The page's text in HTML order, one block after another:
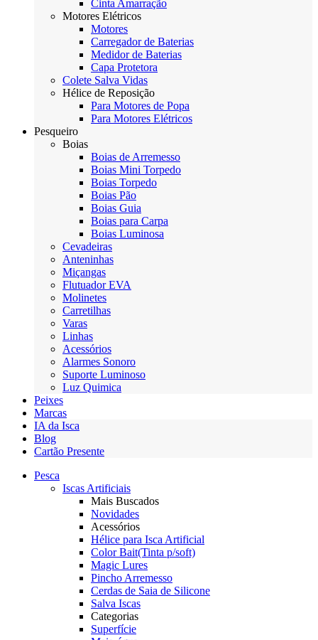
Cinta Amarração
Motores Elétricos
Motores
Carregador de Baterias
Medidor de Baterias
Capa Protetora
Colete Salva Vidas
Hélice de Reposição
Para Motores de Popa
Para Motores Elétricos
Pesqueiro
Boias
Boias de Arremesso
Boias Mini Torpedo
Boias Torpedo
Boias Pão
Boias Guia
Boias para Carpa
Boias Luminosa
Cevadeiras
Anteninhas
Miçangas
Flutuador EVA
Molinetes
Carretilhas
Varas
Linhas
Acessórios
Alarmes Sonoro
Suporte Luminoso
Luz Quimica
Peixes
Marcas
IA da Isca
Blog
Cartão Presente
Pesca
Iscas Artificiais
Mais Buscados
Novidades
Acessórios
Hélice para Isca Artificial
Color Bait(Tinta p/soft)
Magic Lures
Pincho Arremesso
Cerdas de Saia de Silicone
Salva Iscas
Categorias
Superfície